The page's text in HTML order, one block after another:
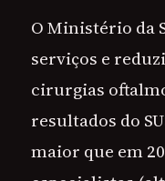
O Ministério da
serviços e
cirurgias
resultados do
maior que em